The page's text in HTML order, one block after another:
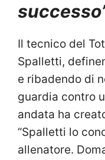
Il tecnico del
Spalletti,
e ribadendo di
guardia contro
andata ha
“Spalletti lo
allenatore.